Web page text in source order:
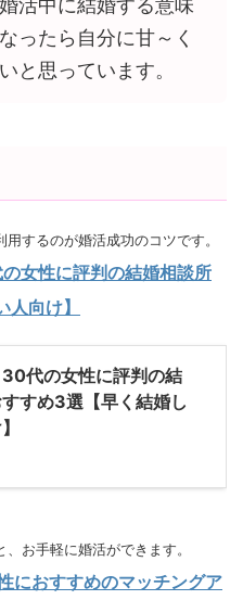
活中に結婚する意味
ったら自分に甘～く
と思っています。
するのが婚活成功のコツです。
の女性に評判の結婚相談所
向け】
30代の女性に評判の結
すめ3選【早く結婚し
お手軽に婚活ができます。
におすすめのマッチングア